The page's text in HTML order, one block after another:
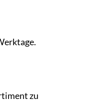
zu